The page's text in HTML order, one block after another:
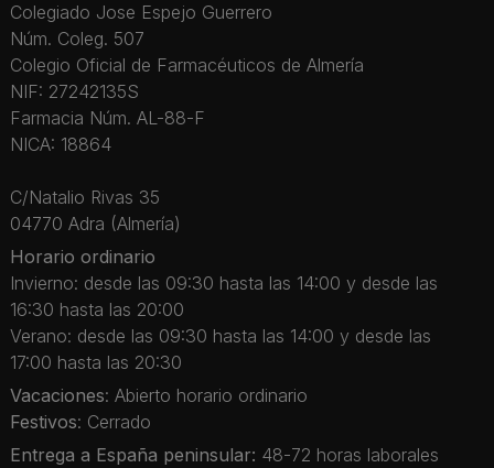
Colegiado Jose Espejo Guerrero
Núm. Coleg. 507
Colegio Oficial de Farmacéuticos de Almería
NIF: 27242135S
Farmacia Núm. AL-88-F
NICA: 18864
C/Natalio Rivas 35
04770 Adra (Almería)
Horario ordinario
Invierno: desde las 09:30 hasta las 14:00 y desde las
16:30 hasta las 20:00
Verano: desde las 09:30 hasta las 14:00 y desde las
17:00 hasta las 20:30
Vacaciones: Abierto horario ordinario
Festivos: Cerrado
Entrega a España peninsular: 48-72 horas laborales